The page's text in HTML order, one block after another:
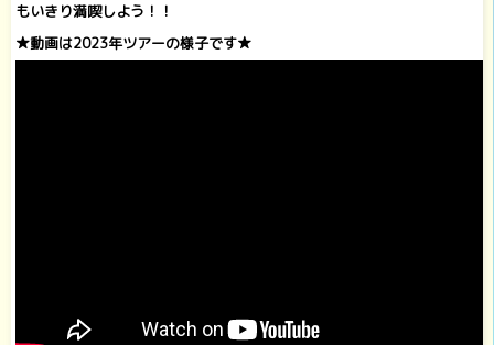
もいきり満喫しよう！！
★動画は2023年ツアーの様子です★